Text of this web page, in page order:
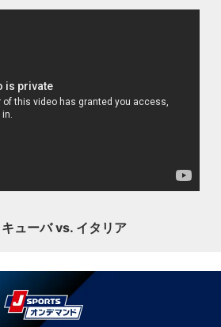
キューバ vs. イタリア